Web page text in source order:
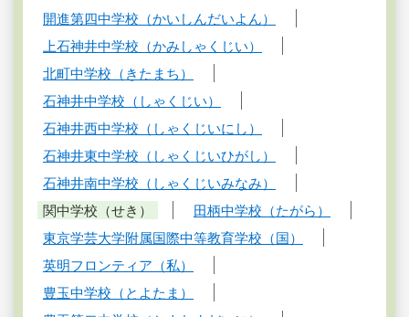
開進第四中学校（かいしんだいよん）
上石神井中学校（かみしゃくじい）
北町中学校（きたまち）
石神井中学校（しゃくじい）
石神井西中学校（しゃくじいにし）
石神井東中学校（しゃくじいひがし）
石神井南中学校（しゃくじいみなみ）
関中学校（せき）
田柄中学校（たがら）
東京学芸大学附属国際中等教育学校（国）
英明フロンティア（私）
豊玉中学校（とよたま）